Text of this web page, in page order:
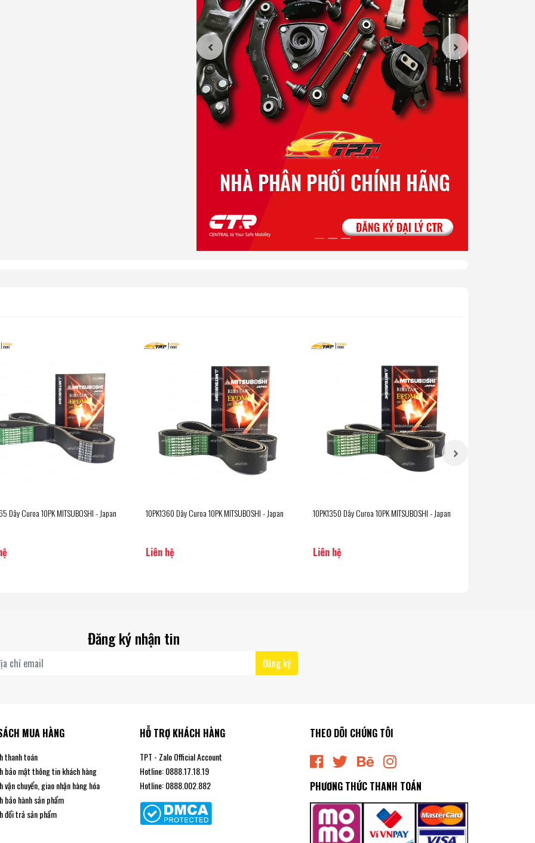
Dây Curoa 10PK MITSUBOSHI - Japan 10PK1360 Dây Curoa 10PK MITSUBOSHI - Japan
Liên hệ
10PK1350 Dây Curoa 10PK MITSUBOSHI - Japan
Liên hệ
Đăng ký nhận tin
Đăng ký
MUA HÀNG
thanh toán
bảo mật thông tin khách hàng
vận chuyển, giao nhận hàng hóa
bảo hành sản phẩm
đổi trả sản phẩm
HỖ TRỢ KHÁCH HÀNG
TPT - Zalo Official Account
Hotline: 0888.17.18.19
Hotline: 0888.002.882
THEO DÕI CHÚNG TÔI
PHƯƠNG THỨC THANH TOÁN